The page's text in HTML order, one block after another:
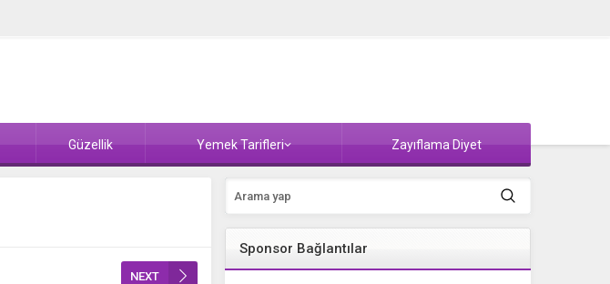
Güzellik Yemek Tarifleri Zayıflama Diyet
NEXT
Sponsor Bağlantılar